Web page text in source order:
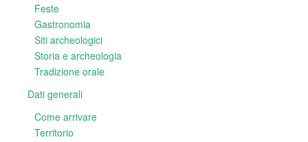
Feste
Gastronomia
Siti archeologici
Storia e archeologia
Tradizione orale
Dati generali
Come arrivare
Territorio